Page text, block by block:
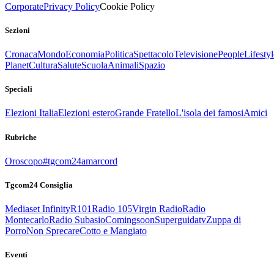
CorporatePrivacy PolicyCookie Policy
Sezioni
CronacaMondoEconomiaPoliticaSpettacoloTelevisionePeople
PlanetCulturaSaluteScuolaAnimaliSpazio
Speciali
Elezioni ItaliaElezioni esteroGrande FratelloL'isola dei famosiAmici
Rubriche
Oroscopo#tgcom24amarcord
Tgcom24 Consiglia
Mediaset InfinityR101Radio 105Virgin RadioRadio
MontecarloRadio SubasioComingsoonSuperguidatvZuppa di
PorroNon SprecareCotto e Mangiato
Eventi